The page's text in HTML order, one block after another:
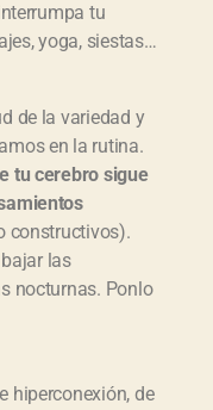
tu
yoga, siestas…
de la variedad y
en la rutina.
tu cerebro sigue
constructivos).
las
nocturnas. Ponlo
hiperconexión, de